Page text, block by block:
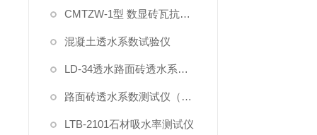
CMTZW-1型 数显砖瓦抗折试验机
混凝土透水系数试验仪
LD-34透水路面砖透水系数试验装置
路面砖透水系数测试仪（一体式）
LTB-2101石材吸水率测试仪